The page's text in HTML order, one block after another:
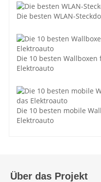
Die besten WLAN-
Die 10 besten Wallboxen
Elektroauto
Die 10 besten mobile
Elektroauto
Über das Projekt